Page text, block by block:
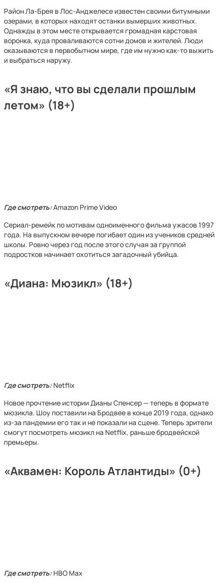
Район Ла-Брея в Лос-Анджелесе известен своими битумными
озерами, в которых находят останки вымерших животных.
Однажды в этом месте открывается громадная карстовая
воронка, куда проваливаются сотни домов и жителей. Люди
оказываются в первобытном мире, где им нужно как-то выжить
и выбраться наружу.
«Я знаю, что вы сделали прошлым
летом» (18+)
Где смотреть:Amazon Prime Video
Сериал-ремейк по мотивам одноименного фильма ужасов 1997
года. На выпускном вечере погибает один из учеников средней
школы. Ровно через год после этого случая за группой
подростков начинает охотиться загадочный убийца.
«Диана: Мюзикл» (18+)
Где смотреть: Netflix
Новое прочтение истории Дианы Спенсер — теперь в формате
мюзикла. Шоу поставили на Бродвее в конце 2019 года, однако
из-за пандемии его так и не показали на сцене. Теперь зрители
смогут посмотреть мюзикл на Netflix, раньше бродвейской
премьеры.
«Аквамен: Король Атлантиды» (0+)
Где смотреть: HBO Max